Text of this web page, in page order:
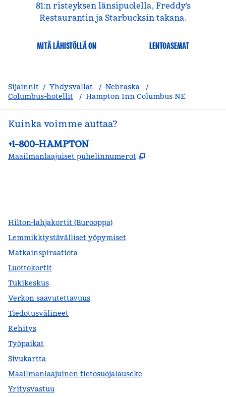
81:n risteyksen länsipuolella, Freddy's
Restaurantin ja Starbucksin takana.
MITÄ LÄHISTÖLLÄ ON LENTOASEMAT
Sijainnit / Yhdysvallat / Nebraska
/
Columbus-hotellit
/ Hampton Inn Columbus NE
Kuinka voimme auttaa?
Puhelin:
+1-800-HAMPTON
Maailmanlaajuiset puhelinnumerot ,
Hilton-lahjakortit (Eurooppa)
Lemmikkiystävälliset yöpymiset
Matkainspiraatiota
Luottokortit
Tukikeskus
Verkon saavutettavuus
Tiedotusvälineet
Kehitys
Työpaikat
Sivukartta
Maailmanlaajuinen tietosuojalauseke
Yritysvastuu